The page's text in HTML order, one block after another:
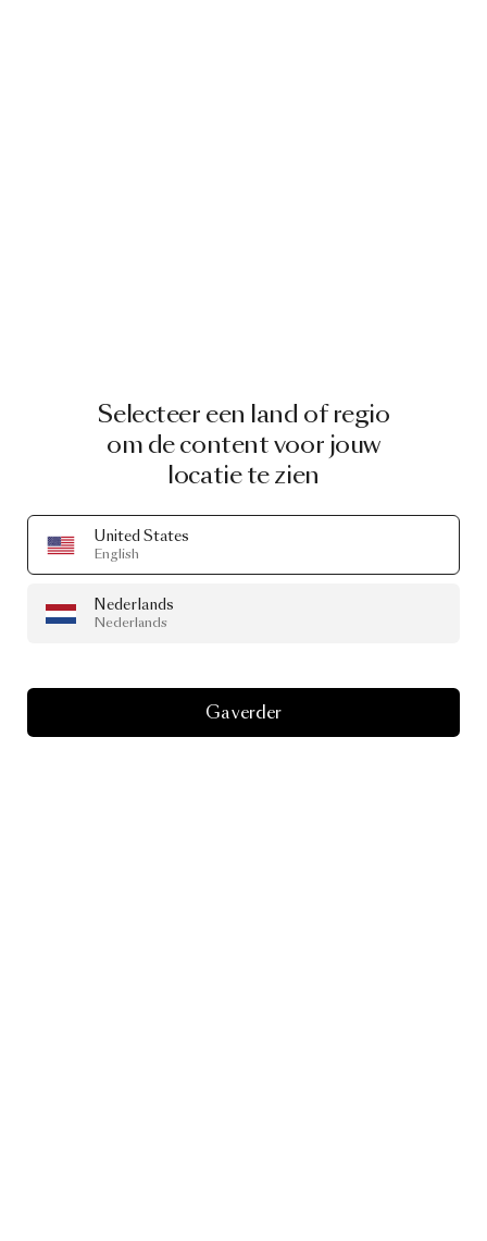
Selecteer een land of regio
om de content voor jouw
locatie te zien
United States
English
Nederlands
Nederlands
Ga verder